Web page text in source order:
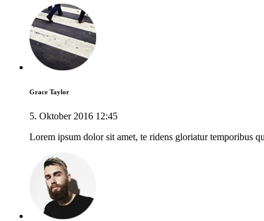
Grace Taylor
5. Oktober 2016 12:45
Lorem ipsum dolor sit amet, te ridens gloriatur temporibus